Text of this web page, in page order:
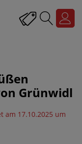
Grünwidl
am 17.10.2025 um